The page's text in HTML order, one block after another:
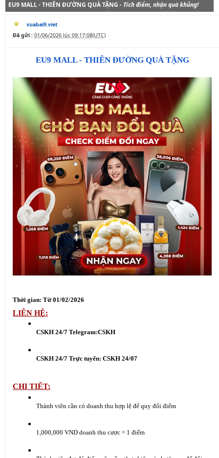
EU9 MALL - THIÊN ĐƯỜNG QUÀ TẶNG - Tích điểm, nhận quà khủng!
vuabai9.viet
Đã gửi : 01/06/2026 lúc 09:17:08(UTC)
EU9 MALL - THIÊN ĐƯỜNG QUÀ TẶNG
Thời gian: Từ 01/02/2026
LIÊN HỆ:
CSKH 24/7 Telegram:CSKH
CSKH 24/7 Trực tuyến: CSKH 24/07
CHI TIẾT:
Thành viên cần có doanh thu hợp lệ để quy đổi điểm
1,000,000 VND doanh thu cược = 1 điểm